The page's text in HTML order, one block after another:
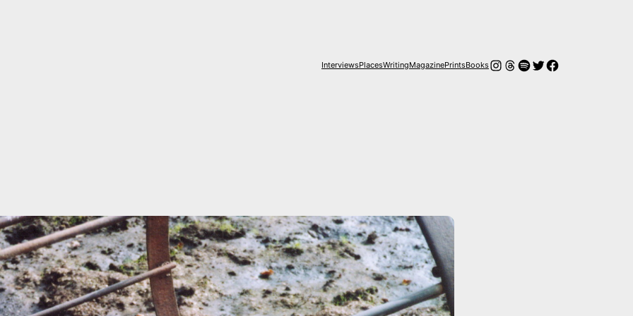
InterviewsPlacesWritingMagazinePrintsBooksInstagram
Hilos
Spotify
Twitter
Facebook